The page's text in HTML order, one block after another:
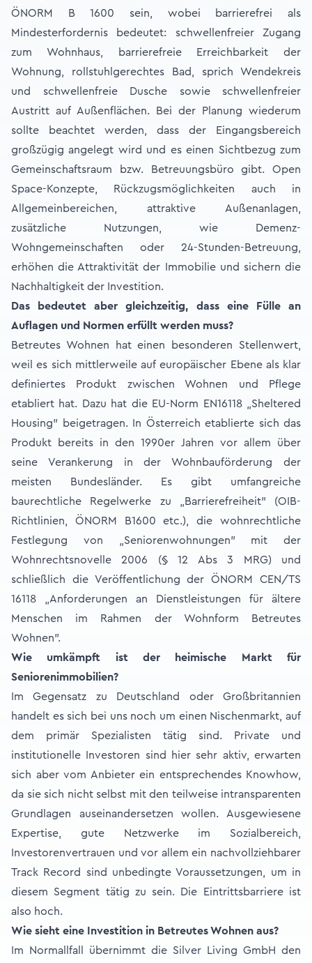
ÖNORM B 1600 sein, wobei barrierefrei als
Mindesterfordernis bedeutet: schwellenfreier Zugang
zum Wohnhaus, barrierefreie Erreichbarkeit der
Wohnung, rollstuhlgerechtes Bad, sprich Wendekreis
und schwellenfreie Dusche sowie schwellenfreier
Austritt auf Außenflächen. Bei der Planung wiederum
sollte beachtet werden, dass der Eingangsbereich
großzügig angelegt wird und es einen Sichtbezug zum
Gemeinschaftsraum bzw. Betreuungsbüro gibt. Open
Space-Konzepte, Rückzugsmöglichkeiten auch in
Allgemeinbereichen, attraktive Außenanlagen,
zusätzliche Nutzungen, wie Demenz-
Wohngemeinschaften oder 24-Stunden-Betreuung,
erhöhen die Attraktivität der Immobilie und sichern die
Nachhaltigkeit der Investition.
Das bedeutet aber gleichzeitig, dass eine Fülle an
Auflagen und Normen erfüllt werden muss?
Betreutes Wohnen hat einen besonderen Stellenwert,
weil es sich mittlerweile auf europäischer Ebene als klar
definiertes Produkt zwischen Wohnen und Pflege
etabliert hat. Dazu hat die EU-Norm EN16118 „Sheltered
Housing" beigetragen. In Österreich etablierte sich das
Produkt bereits in den 1990er Jahren vor allem über
seine Verankerung in der Wohnbauförderung der
meisten Bundesländer. Es gibt umfangreiche
baurechtliche Regelwerke zu „Barrierefreiheit" (OIB-
Richtlinien, ÖNORM B1600 etc.), die wohnrechtliche
Festlegung von „Seniorenwohnungen" mit der
Wohnrechtsnovelle 2006 (§ 12 Abs 3 MRG) und
schließlich die Veröffentlichung der ÖNORM CEN/TS
16118 „Anforderungen an Dienstleistungen für ältere
Menschen im Rahmen der Wohnform Betreutes
Wohnen".
Wie umkämpft ist der heimische Markt für
Seniorenimmobilien?
Im Gegensatz zu Deutschland oder Großbritannien
handelt es sich bei uns noch um einen Nischenmarkt, auf
dem primär Spezialisten tätig sind. Private und
institutionelle Investoren sind hier sehr aktiv, erwarten
sich aber vom Anbieter ein entsprechendes Knowhow,
da sie sich nicht selbst mit den teilweise intransparenten
Grundlagen auseinandersetzen wollen. Ausgewiesene
Expertise, gute Netzwerke im Sozialbereich,
Investorenvertrauen und vor allem ein nachvollziehbarer
Track Record sind unbedingte Voraussetzungen, um in
diesem Segment tätig zu sein. Die Eintrittsbarriere ist
also hoch.
Wie sieht eine Investition in Betreutes Wohnen aus?
Im Normallfall übernimmt die Silver Living GmbH den